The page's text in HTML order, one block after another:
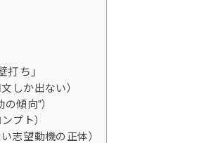
打ち」
しか出ない）
傾向”）
プト）
志望動機の正体）